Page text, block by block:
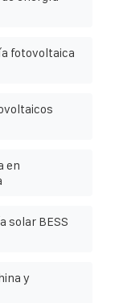
fotovoltaica
en
solar BESS
y